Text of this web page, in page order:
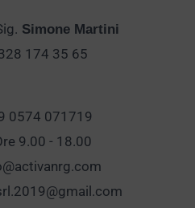
Simone Martini
174 35 65
0574 071719
9.00 - 18.00